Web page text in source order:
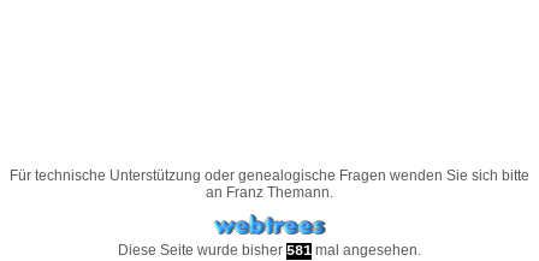
Für technische Unterstützung oder genealogische Fragen wenden Sie sich bitte
an Franz Themann.
Diese Seite wurde bisher 581 mal angesehen.